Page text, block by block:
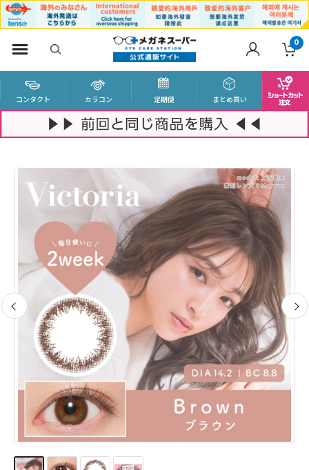
0
コンタクト カラコン 定期便 まとめ買い